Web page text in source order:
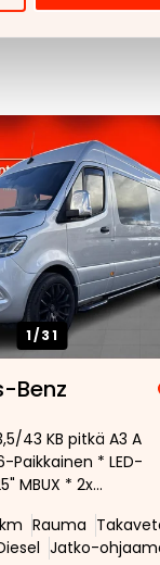
1/31
Benz
43 KB pitkä A3 A
* LED-
MBUX * 2x
ympäri * 20"
*
Rauma
Jatko-